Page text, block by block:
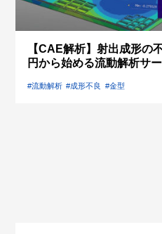
【CAE解析】射出成形の
円から始める流動解析サ
#流動解析 #成形不良 #金型